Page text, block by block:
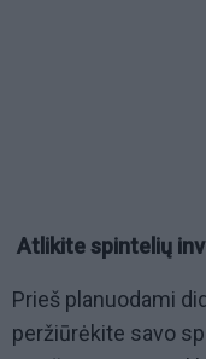
Atlikite spintelių
Prieš planuodami
peržiūrėkite savo